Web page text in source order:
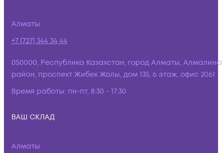
Алматы
+7 (727) 344 34 44
050000, Республика Казахстан, город Алматы,
район, проспект Жибек Жолы, дом 135, 6 этаж, офис 2061
Время работы: пн-пт, 8:30 - 17:30
ВАШ СКЛАД
Алматы